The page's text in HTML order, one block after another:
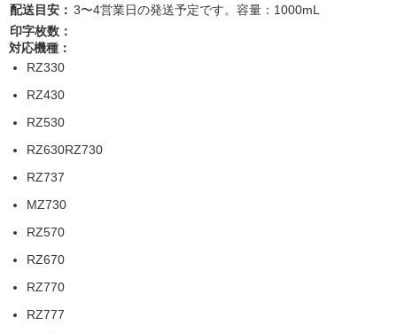
配送目安： 3〜4営業日の発送予定です。容量：1000mL
印字枚数：
対応機種：
RZ330
RZ430
RZ530
RZ630RZ730
RZ737
MZ730
RZ570
RZ670
RZ770
RZ777